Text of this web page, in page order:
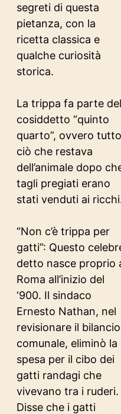
segreti di questa
pietanza, con la
ricetta classica e
qualche curiosità
storica.
La trippa fa parte del
cosiddetto “quinto
quarto”, ovvero tutto
ciò che restava
dell’animale dopo
tagli pregiati erano
stati venduti ai
“Non c’è trippa per
gatti”: Questo
detto nasce proprio
Roma all’inizio del
‘900. Il sindaco
Ernesto Nathan, nel
revisionare il bilancio
comunale, eliminò la
spesa per il cibo dei
gatti randagi che
vivevano tra i ruderi.
Disse che i gatti